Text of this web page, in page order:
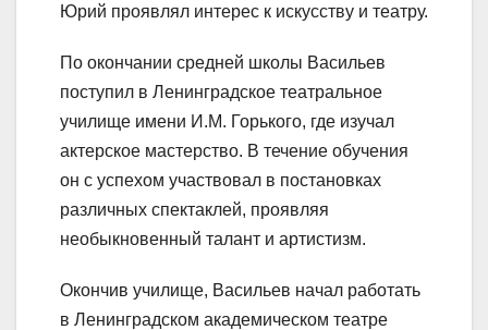
Юрий проявлял интерес к искусству и театру.
По окончании средней школы Васильев
поступил в Ленинградское театральное
училище имени И.М. Горького, где изучал
актерское мастерство. В течение обучения
он с успехом участвовал в постановках
различных спектаклей, проявляя
необыкновенный талант и артистизм.
Окончив училище, Васильев начал работать
в Ленинградском академическом театре